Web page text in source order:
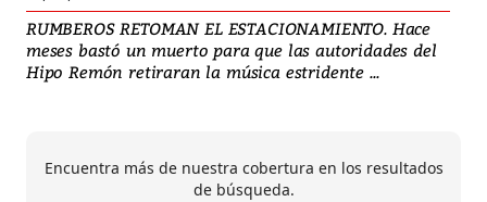
RUMBEROS RETOMAN EL ESTACIONAMIENTO. Hace
meses bastó un muerto para que las autoridades del
Hipo Remón retiraran la música estridente ...
Encuentra más de nuestra cobertura en los resultados
de búsqueda.